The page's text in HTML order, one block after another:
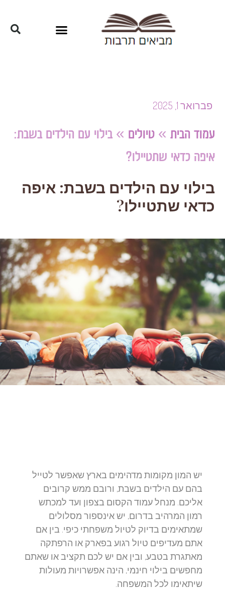
פברואר 1, 2025
עמוד הבית»טיולים»בילוי עם הילדים בשבת:
איפה כדאי שתטיילו?
בילוי עם הילדים בשבת: איפה
כדאי שתטיילו?
יש המון מקומות מדהימים בארץ שאפשר לטייל
בהם עם הילדים בשבת, ורובם ממש קרובים
אליכם. מנחל עמוד הקסום בצפון ועד למכתש
רמון המרהיב בדרום, יש אינספור מסלולים
שמתאימים בדיוק לטיול משפחתי כיפי. בין אם
אתם מעדיפים טיול רגוע בפארק או הרפתקה
מאתגרת בטבע, ובין אם יש לכם תקציב או שאתם
מחפשים בילוי חינמי, הינה אפשרויות מעולות
שיתאימו לכל המשפחה.